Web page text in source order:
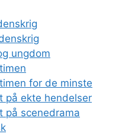
ungdom
for de minste
på ekte hendelser
på scenedrama